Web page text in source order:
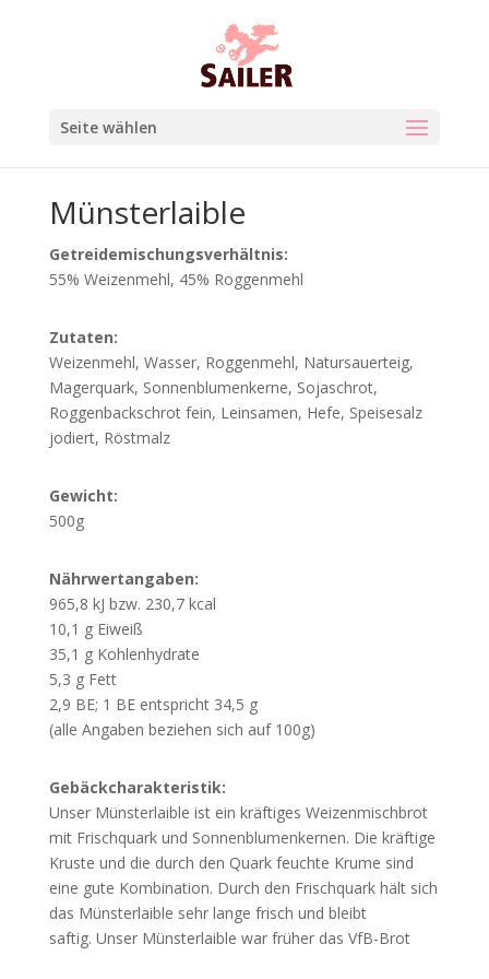
Seite wählen
Münsterlaible
Getreidemischungsverhältnis:
55% Weizenmehl, 45% Roggenmehl
Zutaten:
Weizenmehl, Wasser, Roggenmehl, Natursauerteig,
Magerquark, Sonnenblumenkerne, Sojaschrot,
Roggenbackschrot fein, Leinsamen, Hefe, Speisesalz
jodiert, Röstmalz
Gewicht:
500g
Nährwertangaben:
965,8 kJ bzw. 230,7 kcal
10,1 g Eiweiß
35,1 g Kohlenhydrate
5,3 g Fett
2,9 BE; 1 BE entspricht 34,5 g
(alle Angaben beziehen sich auf 100g)
Gebäckcharakteristik:
Unser Münsterlaible ist ein kräftiges Weizenmischbrot
mit Frischquark und Sonnenblumenkernen. Die kräftige
Kruste und die durch den Quark feuchte Krume sind
eine gute Kombination. Durch den Frischquark hält sich
das Münsterlaible sehr lange frisch und bleibt
saftig. Unser Münsterlaible war früher das VfB-Brot